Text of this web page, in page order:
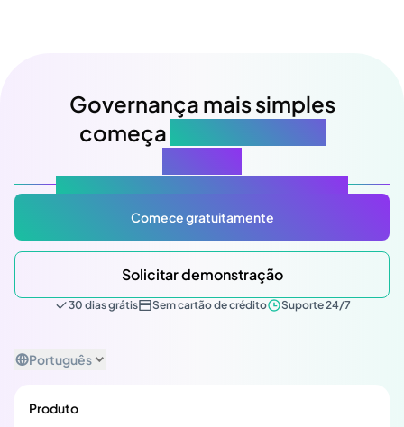
Governança mais simples
começa
Comece gratuitamente
Solicitar demonstração
30 dias grátis Sem cartão de crédito Suporte 24/7
Português
Produto